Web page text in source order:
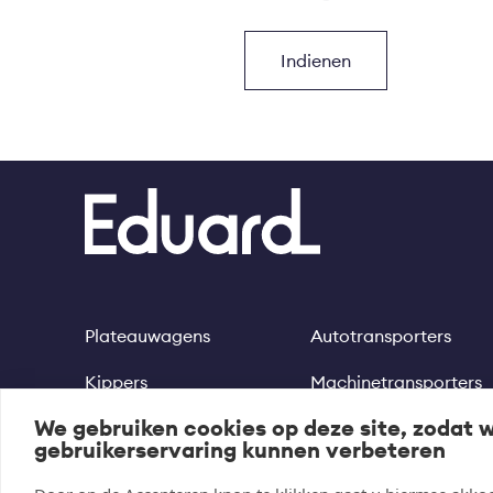
We gebruiken cookies op deze site, zodat
gebruikerservaring kunnen verbeteren
Footer
Plateauwagens
Kippers
Multitransporters
Autotransporters
Machinetransporters
Motortrailer